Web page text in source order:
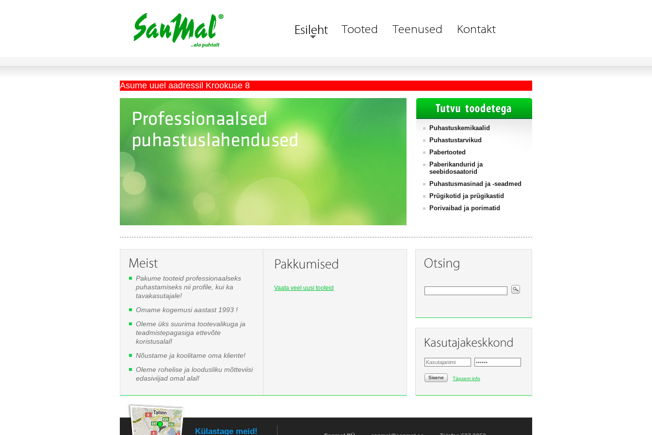
Asume uuel aadressil Krookuse 8
Puhastuskemikaalid
Puhastustarvikud
Pabertooted
Paberikandurid ja
seebidosaatorid
Puhastusmasinad ja -seadmed
Prügikotid ja prügikastid
Porivaibad ja porimatid
Sisene Täpsem info
Vaata veel uusi tooteid
Pakume tooteid professionaalseks
puhastamiseks nii profile, kui ka
tavakasutajale!
Omame kogemusi aastast 1993 !
Oleme üks suurima tootevalikuga ja
teadmistepagasiga ettevõte
koristusalal!
Nõustame ja koolitame oma kliente!
Oleme rohelise ja loodusliku mõtteviisi
edasiviijad omal alal!
Külastage meid!